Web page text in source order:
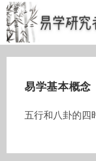
Skip
to
content
易学基本概
五行和八卦的四